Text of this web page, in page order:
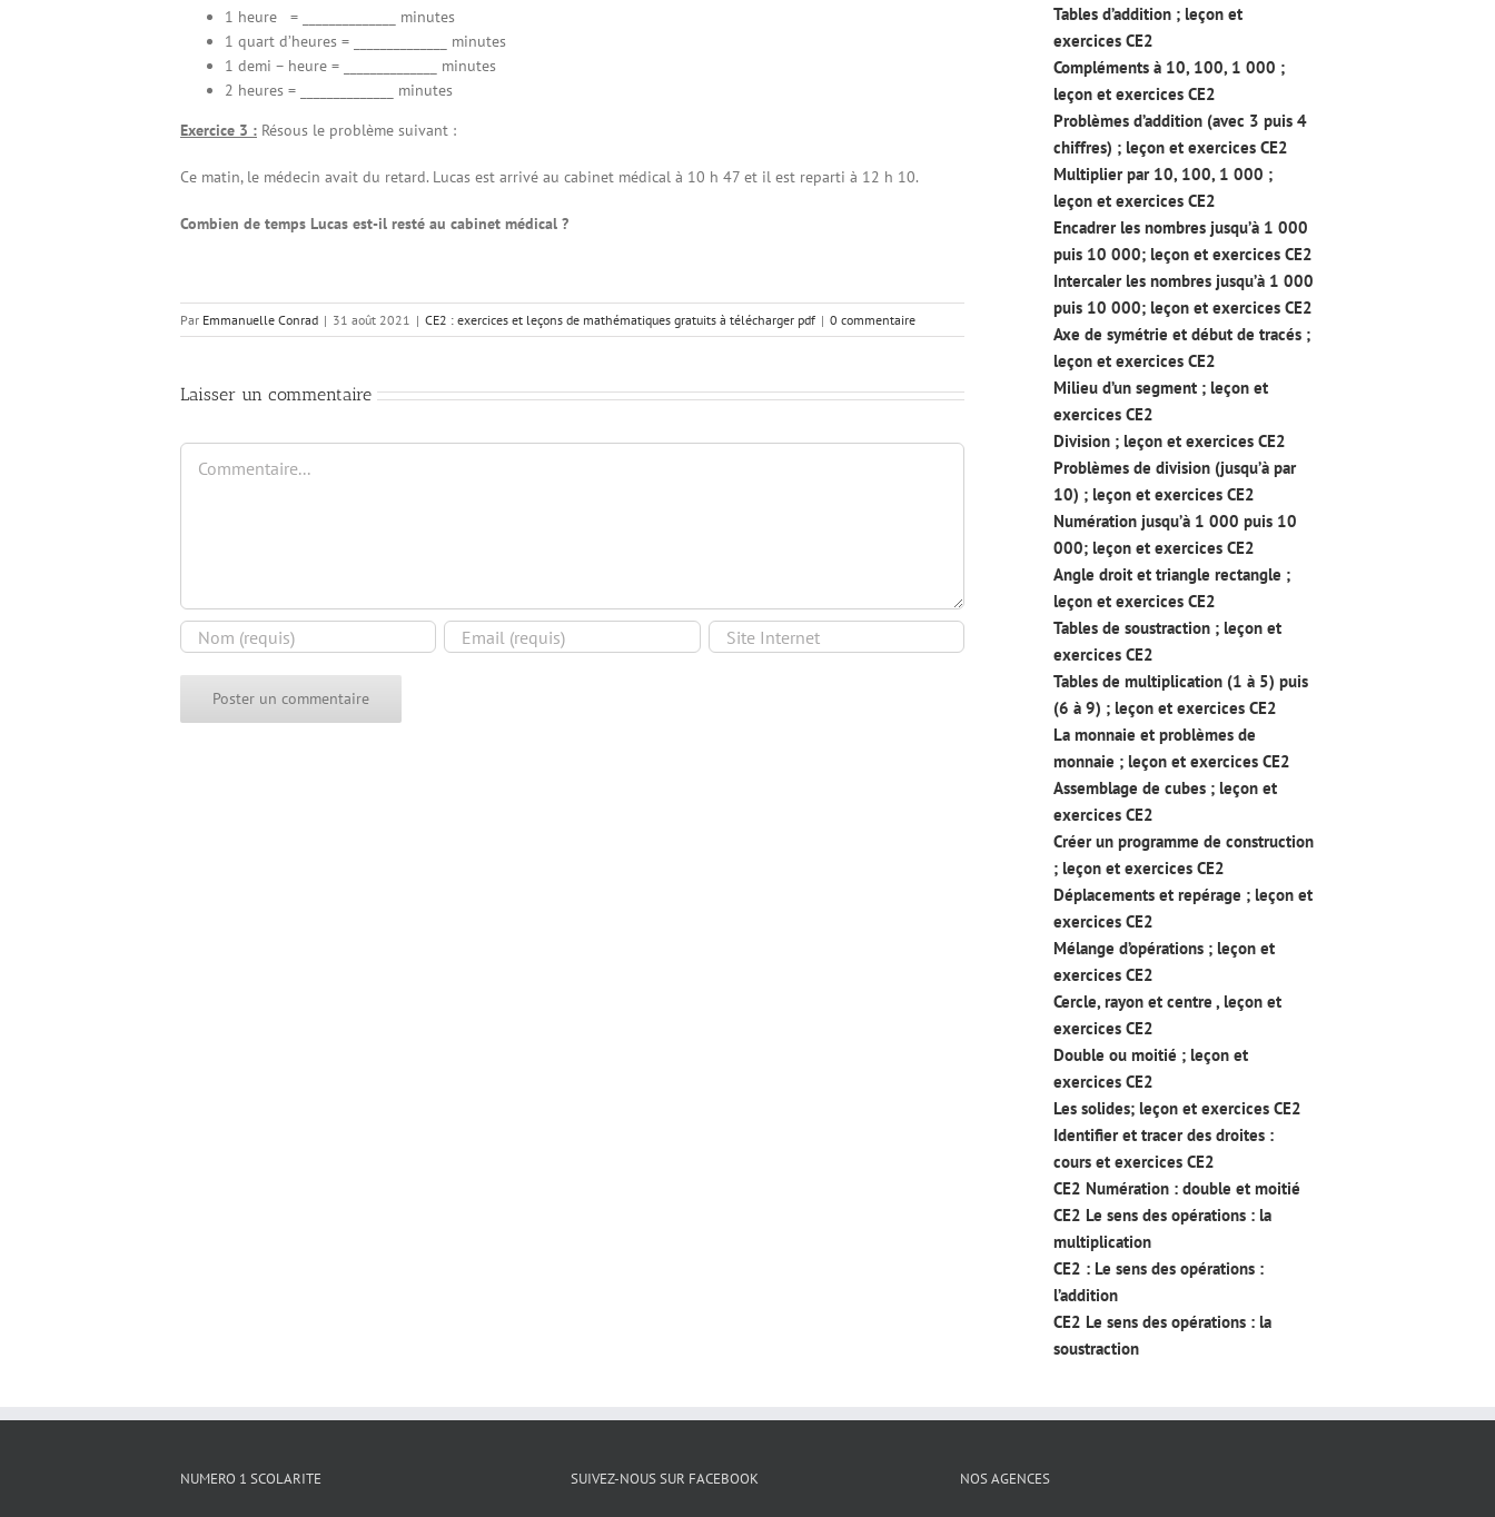
1 heure = ______________ minutes
1 quart d’heures = ______________ minutes
1 demi – heure = ______________ minutes
2 heures = ______________ minutes
Exercice 3 : Résous le problème suivant :
Ce matin, le médecin avait du retard. Lucas est arrivé au cabinet médical à 10 h 47 et il est reparti à 12 h 10.
Combien de temps Lucas est-il resté au cabinet médical ?
Par Emmanuelle Conrad | 31 août 2021 | CE2 : exercices et leçons de mathématiques gratuits à télécharger pdf | 0 commentaire
Laisser un commentaire
Tables d’addition ; leçon et
exercices CE2
Compléments à 10, 100, 1 000 ;
leçon et exercices CE2
Problèmes d’addition (avec 3 puis 4
chiffres) ; leçon et exercices CE2
Multiplier par 10, 100, 1 000 ;
leçon et exercices CE2
Encadrer les nombres jusqu’à 1 000
puis 10 000; leçon et exercices CE2
Intercaler les nombres jusqu’à 1 000
puis 10 000; leçon et exercices CE2
Axe de symétrie et début de tracés ;
leçon et exercices CE2
Milieu d’un segment ; leçon et
exercices CE2
Division ; leçon et exercices CE2
Problèmes de division (jusqu’à par
10) ; leçon et exercices CE2
Numération jusqu’à 1 000 puis 10
000; leçon et exercices CE2
Angle droit et triangle rectangle ;
leçon et exercices CE2
Tables de soustraction ; leçon et
exercices CE2
Tables de multiplication (1 à 5) puis
(6 à 9) ; leçon et exercices CE2
La monnaie et problèmes de
monnaie ; leçon et exercices CE2
Assemblage de cubes ; leçon et
exercices CE2
Créer un programme de construction
; leçon et exercices CE2
Déplacements et repérage ; leçon et
exercices CE2
Mélange d’opérations ; leçon et
exercices CE2
Cercle, rayon et centre , leçon et
exercices CE2
Double ou moitié ; leçon et
exercices CE2
Les solides; leçon et exercices CE2
Identifier et tracer des droites :
cours et exercices CE2
CE2 Numération : double et moitié
CE2 Le sens des opérations : la
multiplication
CE2 : Le sens des opérations :
l’addition
CE2 Le sens des opérations : la
soustraction
NUMERO 1 SCOLARITE SUIVEZ-NOUS SUR FACEBOOK NOS AGENCES